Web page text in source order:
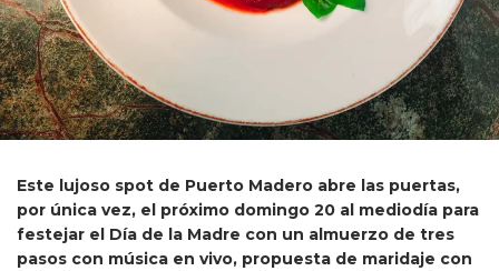
Este lujoso spot de Puerto Madero abre las puertas,
por única vez, el próximo domingo 20 al mediodía para
festejar el Día de la Madre con un almuerzo de tres
pasos con música en vivo, propuesta de maridaje con